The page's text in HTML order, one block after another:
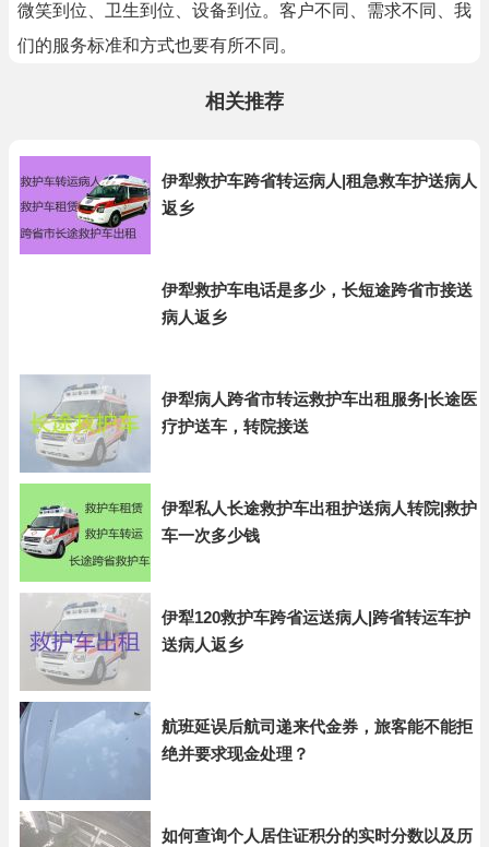
微笑到位、卫生到位、设备到位。客户不同、需求不同、我
们的服务标准和方式也要有所不同。
相关推荐
伊犁救护车跨省转运病人|租急救车护送病人
返乡
伊犁救护车电话是多少，长短途跨省市接送
病人返乡
伊犁病人跨省市转运救护车出租服务|长途医
疗护送车，转院接送
伊犁私人长途救护车出租护送病人转院|救护
车一次多少钱
伊犁120救护车跨省运送病人|跨省转运车护
送病人返乡
航班延误后航司递来代金券，旅客能不能拒
绝并要求现金处理？
如何查询个人居住证积分的实时分数以及历